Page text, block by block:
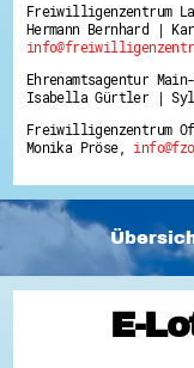
Freiwilligenzentrum
Hermann Bernhard |
Ehrenamtsagentur
Isabella Gürtler |
Freiwilligenzentrum
Monika Pröse,
E-